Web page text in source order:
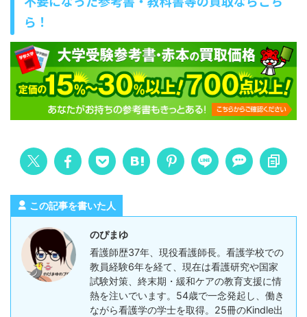
ら！
この記事を書いた人
のぴまゆ
看護師歴37年、現役看護師長。看護学校での
教員経験6年を経て、現在は看護研究や国家
試験対策、終末期・緩和ケアの教育支援に情
熱を注いでいます。54歳で一念発起し、働き
ながら看護学の学士を取得。25冊のKindle出